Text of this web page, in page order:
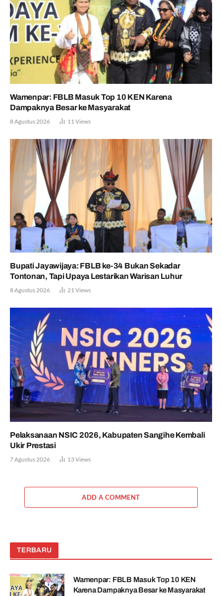
Wamenpar: FBLB Masuk Top 10 KEN Karena
Dampaknya Besar ke Masyarakat
8 Agustus 2026 11 Views
Bupati Jayawijaya: FBLB ke-34 Bukan Sekadar
Tontonan, Tapi Upaya Lestarikan Warisan Luhur
8 Agustus 2026 21Views
Pelaksanaan NSIC 2026, Kabupaten Sangihe Kembali
Ukir Prestasi
7 Agustus 2026 13Views
ADD A COMMENT
TERBARU
Wamenpar: FBLB Masuk Top 10 KEN
Karena Dampaknya Besar ke Masyarakat